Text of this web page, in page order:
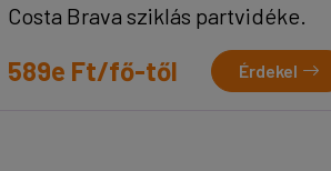
Costa Brava sziklás partvidéke.
589e Ft/fő-től Érdekel